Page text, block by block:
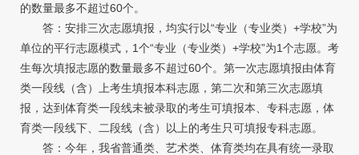
的数量最多不超过60个。
答：安排三次志愿填报，均实行以“专业（专业类）+学校”为
单位的平行志愿模式，1个“专业（专业类）+学校”为1个志愿。考
生每次填报志愿的数量最多不超过60个。第一次志愿填报由体育
类一段线（含）上考生填报本科志愿，第二次和第三次志愿填
报，达到体育类一段线未被录取的考生可填报本、专科志愿，体
育类一段线下、二段线（含）以上的考生只可填报专科志愿。
答：今年，我省普通类、艺术类、体育类均在具有统一录取